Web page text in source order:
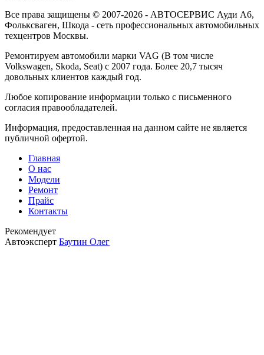
Все права защищены © 2007-2026 - АВТОСЕРВИС Ауди А6,
Фольксваген, Шкода - сеть профессиональных автомобильных
техцентров Москвы.
Ремонтируем автомобили марки VAG (В том числе
Volkswagen, Skoda, Seat) с 2007 года. Более 20,7 тысяч
довольных клиентов каждый год.
Любое копирование информации только с письменного
согласия правообладателей.
Информация, предоставленная на данном сайте не является
публичной офертой.
Главная
О нас
Модели
Ремонт
Прайс
Контакты
Рекомендует
Автоэксперт Баутин Олег